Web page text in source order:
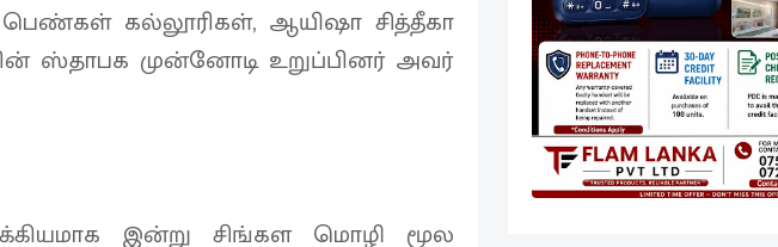
கல்லூரிகள், ஆயிஷா சித்தீகா
ஸ்தாபக முன்னோடி உறுப்பினர் அவர்
இன்று சிங்கள மொழி மூல